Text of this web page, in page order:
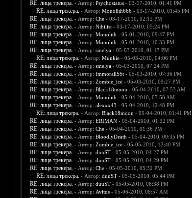
RE: лица трекера. - Автор: Psychostatus- 03-17-2010, 01:41 PM
RE: лица трекера. - Автор: Monolith666- 03-17-2010, 01:45 PM
RE: лица трекера. - Автор: Che- 03-17-2010, 02:12 PM
RE: лица трекера. - Автор: Nihilist- 03-17-2010, 05:24 PM
RE: лица трекера. - Автор: Monolith - 05-01-2010, 09:47 PM
RE: лица трекера. - Автор: Monolith - 05-01-2010, 10:33 PM
RE: лица трекера. - Автор: smelya- 05-03-2010, 01:17 PM
RE: лица трекера. - Автор: Munkie- 05-03-2010, 04:06 PM
RE: лица трекера. - Автор: smelya- 05-03-2010, 07:24 PM
RE: лица трекера. - Автор: ImmoraliSSt- 05-03-2010, 07:36 PM
RE: лица трекера. - Автор: Zombie_ice- 05-03-2010, 09:27 PM
RE: лица трекера. - Автор: Black18moon - 05-04-2010, 07:53 AM
RE: лица трекера. - Автор: Monolith - 05-04-2010, 07:58 AM
RE: лица трекера. - Автор: alexxx43 - 05-04-2010, 12:48 PM
RE: лица трекера. - Автор: Black18moon - 05-04-2010, 01:41 PM
RE: лица трекера. - Автор: ERIMAN- 05-04-2010, 01:32 PM
RE: лица трекера. - Автор: Che- 05-04-2010, 01:36 PM
RE: лица трекера. - Автор: BloodlyDeath - 05-04-2010, 09:35 PM
RE: лица трекера. - Автор: Zombie_ice- 05-05-2010, 12:40 PM
RE: лица трекера. - Автор: duuST- 05-05-2010, 04:27 PM
RE: лица трекера. - Автор: duuST- 05-05-2010, 04:29 PM
RE: лица трекера. - Автор: Che- 05-05-2010, 05:32 PM
RE: лица трекера. - Автор: duuST- 05-05-2010, 05:44 PM
RE: лица трекера. - Автор: duuST- 05-05-2010, 08:38 PM
RE: лица трекера. - Автор: Avitus- 05-06-2010, 08:57 AM